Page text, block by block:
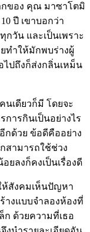
กของ คุณ มาซาโตมิ
ปี เขาบอกว่า
วัน และเป็นเพราะ
ทำให้มักพบร่างผู้
ไปถึงก็ส่งกลิ่นเหม็น
เดียวก็มี โดยจะ
การกินเป็นอย่างไร
กด้วย ข้อดีคืออย่าง
สามารถใช้ช่วง
ยลงก็คงเป็นเรื่องดี
ห้สังคมเห็นปัญหา
างแบบจำลองห้องที่
ก ด้วยความที่เธอ